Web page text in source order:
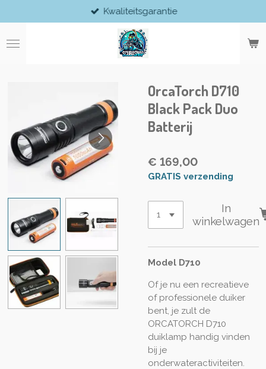
direct
naar
de
Kwaliteitsgarantie
OrcaTorch D710
Black Pack Duo
Batterij
€ 169,00
GRATIS verzending
In
winkelwagen
Model D710
Of je nu een recreatieve
of professionele duiker
bent, je zult de
ORCATORCH D710
duiklamp handig vinden
bij je
onderwateractiviteiten.